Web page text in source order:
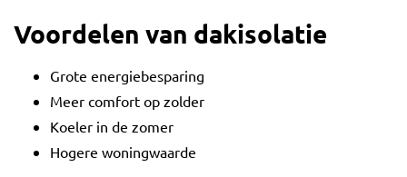
Voordelen van dakisolatie
Grote energiebesparing
Meer comfort op zolder
Koeler in de zomer
Hogere woningwaarde